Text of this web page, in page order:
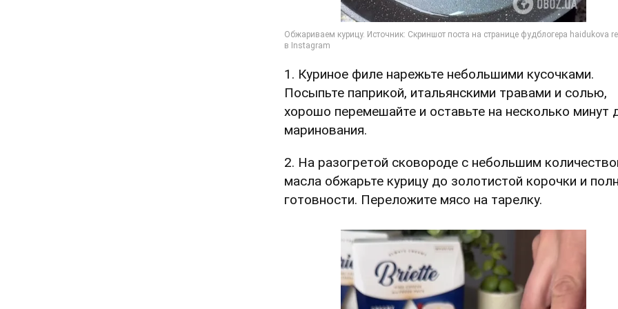
1. Куриное филе нарежьте небольшими кусочками.
Посыпьте паприкой, итальянскими травами и солью,
хорошо перемешайте и оставьте на несколько минут
маринования.
2. На разогретой сковороде с небольшим
масла обжарьте курицу до золотистой корочки и
готовности. Переложите мясо на тарелку.